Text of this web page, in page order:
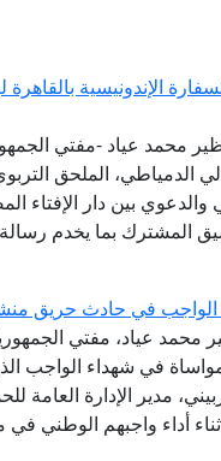
الإندونيسية
محمد عياد -مفتي
الدمياطي، الملحق
بين دار الإفتاء
المشترك بما يخدم
الواجب في حادث حريق
محمد عياد، مفتي
في شهداء الواجب
مدير الإدارة العامة
أداء واجبهم الوطني